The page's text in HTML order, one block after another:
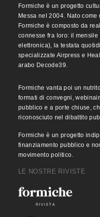
Formiche è un progetto
Messa nel 2004. Nato
Formiche è composto da
connesse fra loro: il
elettronica), la testata
specializzate Airpress e
arabo Decode39.
Formiche vanta poi un
formati di convegni,
pubblico e a porte chiuse,
riconosciuto nel dibattito
Formiche è un progetto
finanziamento pubblico e
movimento politico.
LE NOSTRE RIVISTE